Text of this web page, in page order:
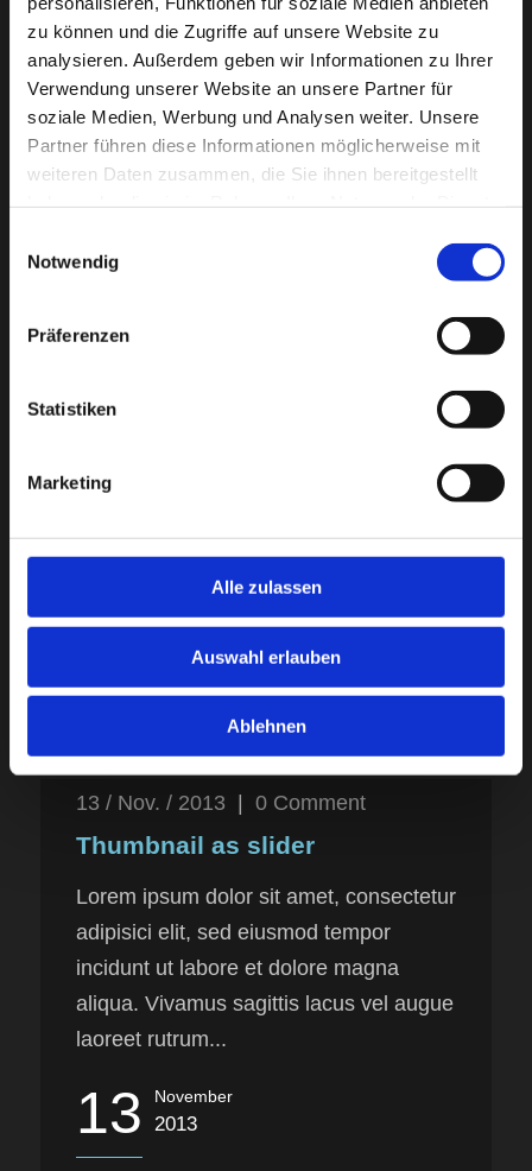
zu können und die Zugriffe auf unsere Website zu
analysieren. Außerdem geben wir Informationen zu Ihrer
Verwendung unserer Website an unsere Partner für
soziale Medien, Werbung und Analysen weiter. Unsere
Partner führen diese Informationen möglicherweise mit
weiteren Daten zusammen, die Sie ihnen bereitgestellt
Notwendig
Präferenzen
Statistiken
Marketing
Alle zulassen
Auswahl erlauben
Ablehnen
laoreet rutrum...
04 Dezember
2013
Thumbnail open video lightbox
adipisici elit, sed eiusmod tempor
aliqua. Vivamus sagittis lacus vel augue
04 Dezember
13 / Nov. / 2013 0 Comment
Thumbnail as slider
Lorem ipsum dolor sit amet, consectetur
adipisici elit, sed eiusmod tempor
incidunt ut labore et dolore magna
aliqua. Vivamus sagittis lacus vel augue
laoreet rutrum...
13 November
2013